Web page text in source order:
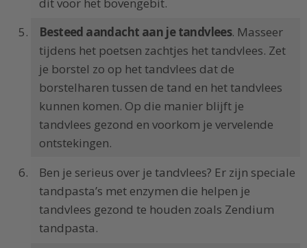
Besteed aandacht aan je tandvlees. Masseer
tijdens het poetsen zachtjes het tandvlees. Zet
je borstel zo op het tandvlees dat de
borstelharen tussen de tand en het tandvlees
kunnen komen. Op die manier blijft je
tandvlees gezond en voorkom je vervelende
ontstekingen.
Ben je serieus over je tandvlees? Er zijn speciale
tandpasta’s met enzymen die helpen je
tandvlees gezond te houden zoals Zendium
tandpasta.